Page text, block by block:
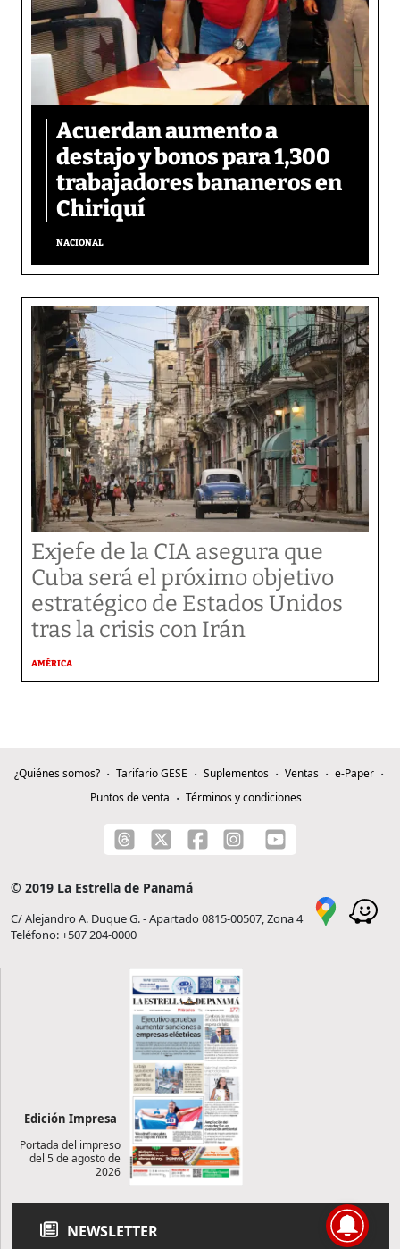
Acuerdan aumento a
destajo y bonos para 1,300
trabajadores bananeros en
Chiriquí
NACIONAL
Exjefe de la CIA asegura que
Cuba será el próximo objetivo
estratégico de Estados Unidos
tras la crisis con Irán
AMÉRICA
¿Quiénes somos? Tarifario GESE Suplementos Ventas
e-Paper
Puntos de venta
Términos y condiciones
© 2019 La Estrella de Panamá
C/ Alejandro A. Duque G. - Apartado 0815-00507, Zona 4
Teléfono: +507 204-0000
Edición Impresa
Portada del impreso
del 5 de agosto de
2026
NEWSLETTER